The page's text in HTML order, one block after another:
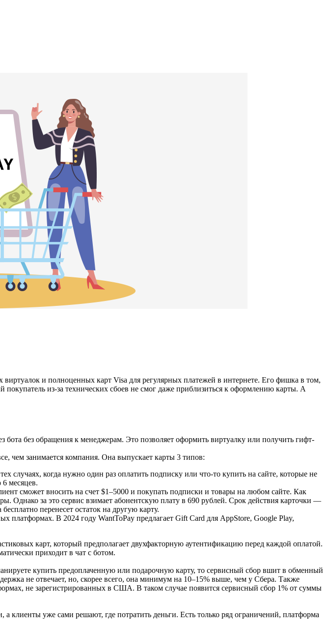
и полноценных карт Visa для регулярных платежей в интернете. Его фишка в том,
из-за технических сбоев не смог даже приблизиться к оформлению карты. А
бота без обращения к менеджерам. Это позволяет оформить виртуалку или получить гифт-
чем занимается компания. Она выпускает карты 3 типов:
когда нужно один раз оплатить подписку или что-то купить на сайте, которые не
месяцев.
сможет вносить на счет $1–5000 и покупать подписки и товары на любом сайте. Как
Однако за это сервис взимает абонентскую плату в 690 рублей. Срок действия карточки —
перенесет остаток на другую карту.
В 2024 году WantToPay предлагает Gift Card для AppStore, Google Play,
карт, который предполагает двухфакторную аутентификацию перед каждой оплатой.
приходит в чат с ботом.
купить предоплаченную или подарочную карту, то сервисный сбор вшит в обменный
не отвечает, но, скорее всего, она минимум на 10–15% выше, чем у Сбера. Также
не зарегистрированных в США. В таком случае появится сервисный сбор 1% от суммы
клиенты уже сами решают, где потратить деньги. Есть только ряд ограничений, платформа